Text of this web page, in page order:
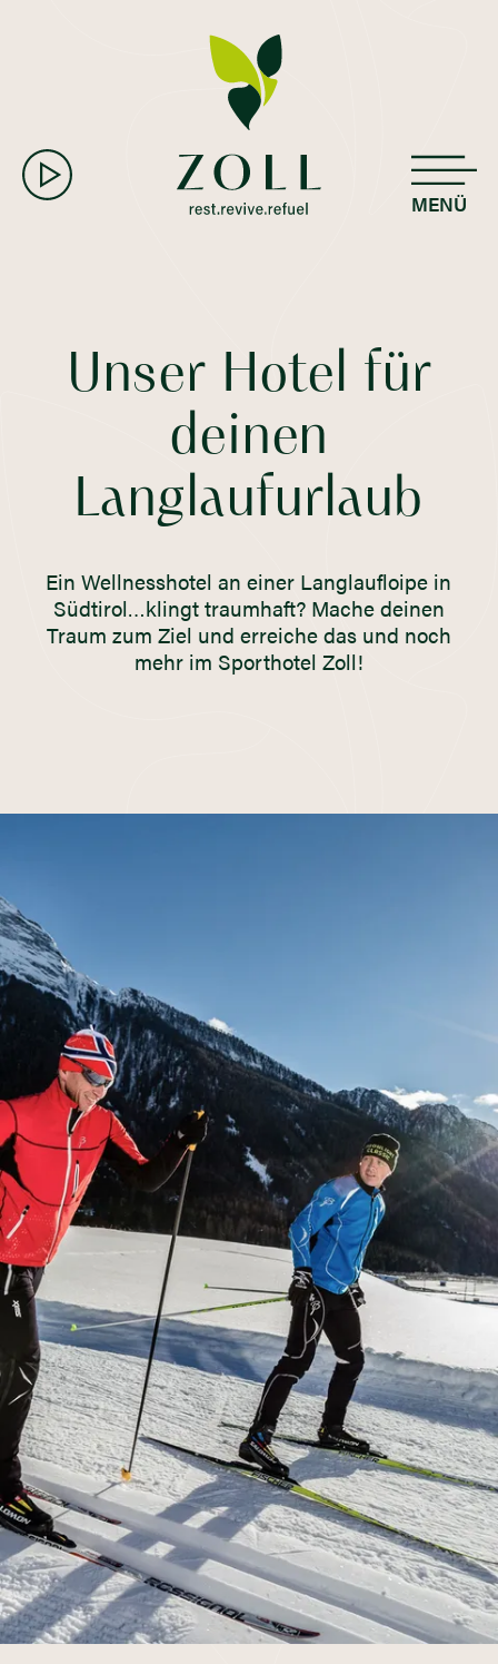
MENÜ
Unser Hotel für
deinen
Langlaufurlaub
Ein Wellnesshotel an einer Langlaufloipe in
Südtirol…klingt traumhaft? Mache deinen
Traum zum Ziel und erreiche das und noch
mehr im Sporthotel Zoll!